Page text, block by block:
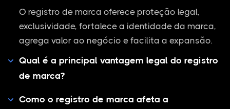
O registro de marca oferece proteção legal,
exclusividade, fortalece a identidade da marca,
agrega valor ao negócio e facilita a expansão.
Qual é a principal vantagem legal do registro
de marca?
Como o registro de marca afeta a